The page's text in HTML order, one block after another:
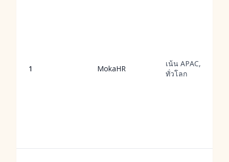
1 MokaHR
เน้น APAC,
ทั่วโลก